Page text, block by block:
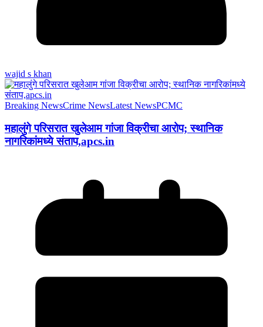
wajid s khan
Breaking NewsCrime NewsLatest NewsPCMC
महालुंगे परिसरात खुलेआम गांजा विक्रीचा आरोप; स्थानिक
नागरिकांमध्ये संताप,apcs.in